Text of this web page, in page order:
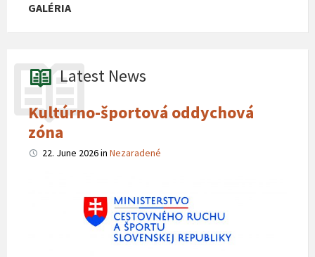
GALÉRIA
Latest News
Kultúrno-športová oddychová
zóna
22. June 2026in Nezaradené